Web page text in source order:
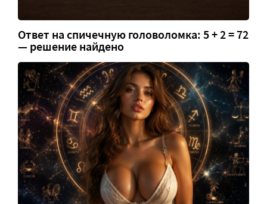
Ответ на спичечную головоломка: 5 + 2 = 72
— решение найдено